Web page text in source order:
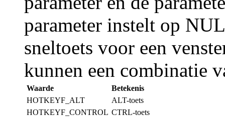
parameter instelt op
sneltoets voor een
kunnen een combinatie
Waarde
Betekenis
HOTKEYF_ALT
ALT-toets
HOTKEYF_CONTROL CTRL-toets